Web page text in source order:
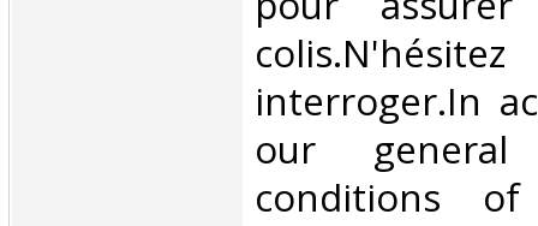
interroger.In
our
conditions of